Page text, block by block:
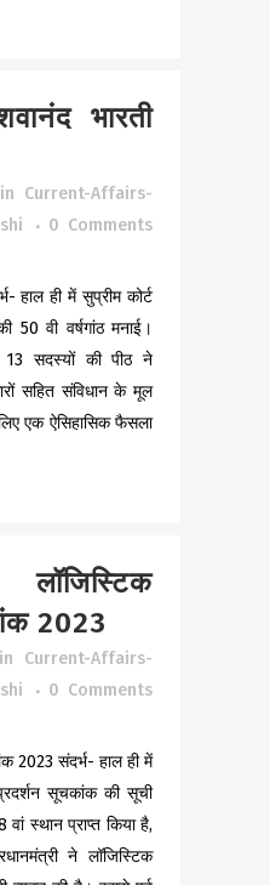
भारती
in Current-Affairs-
0 Comments
हाल ही में सुप्रीम कोर्ट
वी वर्षगांठ मनाई।
सदस्यों की पीठ ने
सहित संविधान के मूल
एक ऐसिहासिक फैसला
लॉजिस्टिक
2023
in Current-Affairs-
0 Comments
2023 संदर्भ- हाल ही में
सूचकांक की सूची
स्थान प्राप्त किया है,
ने लॉजिस्टिक